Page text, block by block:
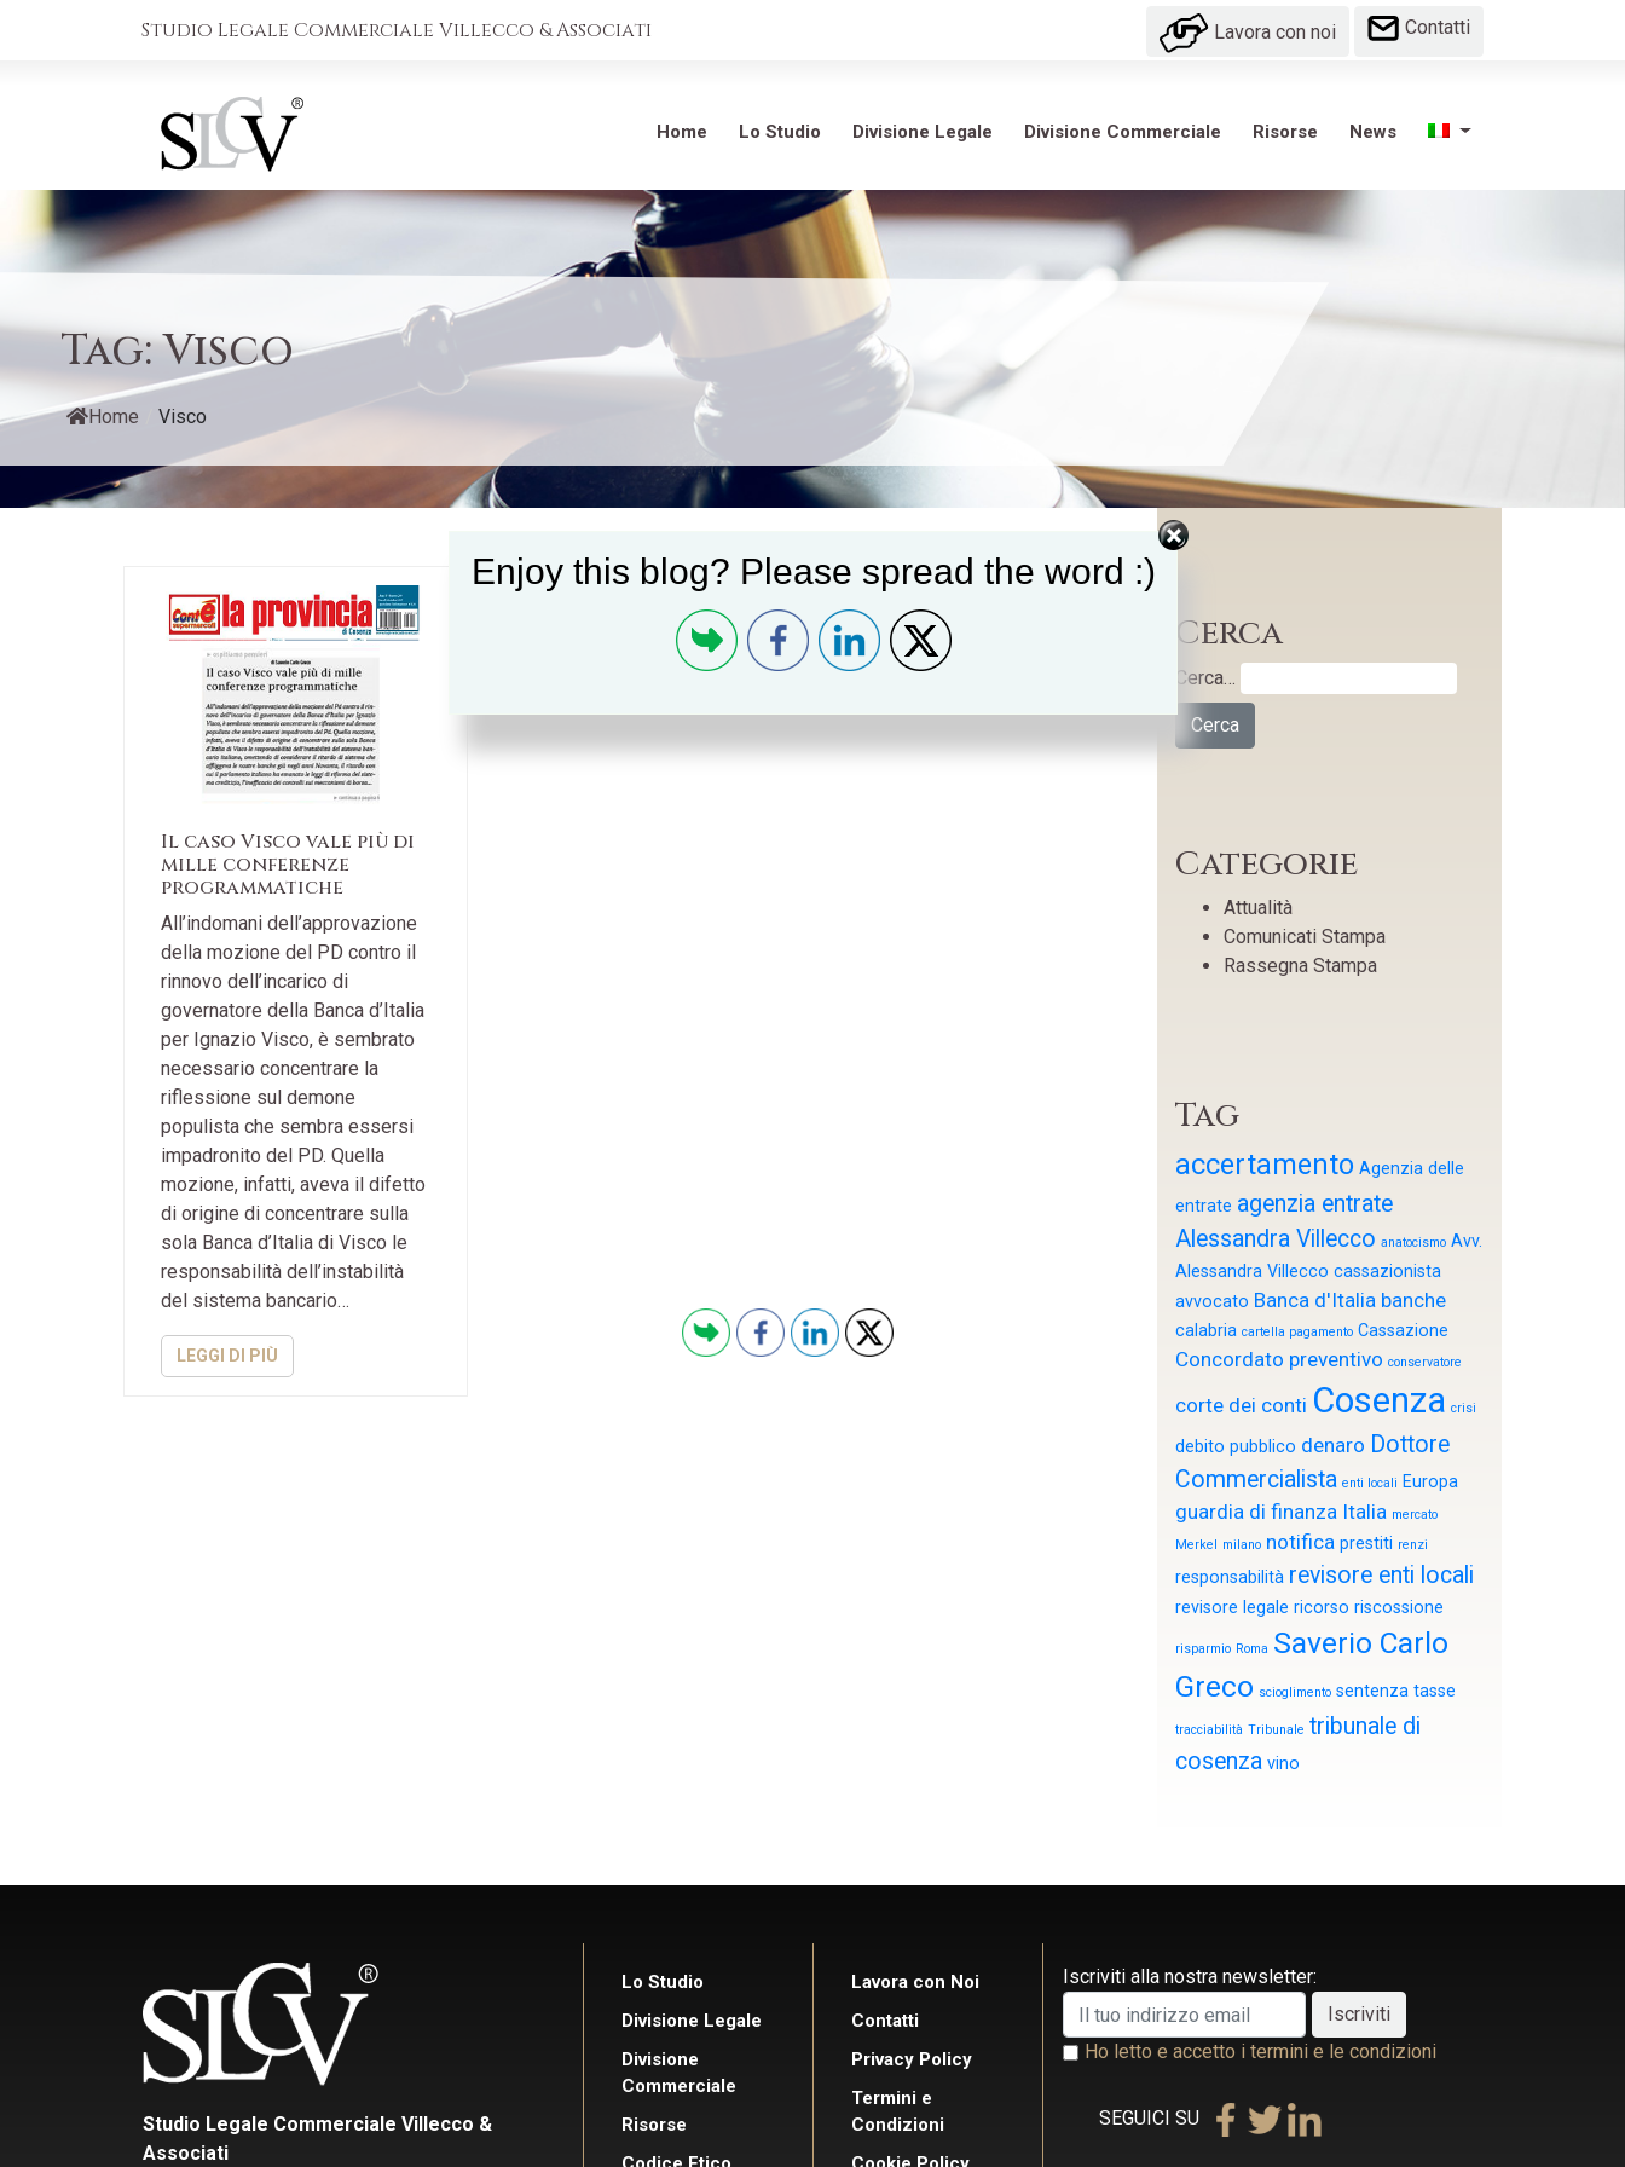
Studio Legale Commerciale Villecco & Associati Lavora con noi Contatti
Home Lo Studio Divisione Legale Divisione Commerciale Risorse News
Tag:Visco
Home Visco
Il caso Visco vale più di
mille conferenze
programmatiche
All’indomani dell’approvazione
della mozione del PD contro il
rinnovo dell’incarico di
governatore della Banca d’Italia
per Ignazio Visco, è sembrato
necessario concentrare la
riflessione sul demone
populista che sembra essersi
impadronito del PD. Quella
mozione, infatti, aveva il difetto
di origine di concentrare sulla
sola Banca d’Italia di Visco le
responsabilità dell’instabilità
del sistema bancario…
LEGGI DI PIÙ
Cerca
Cerca…
Categorie
Attualità
Comunicati Stampa
Rassegna Stampa
Tag
accertamento Agenzia delle
entrate agenzia entrate
Alessandra Villecco anatocismo Avv.
Alessandra Villecco cassazionista
avvocato Banca d'Italia banche
calabria cartella pagamento Cassazione
Concordato preventivo conservatore
corte dei conti Cosenza crisi
debito pubblico denaro Dottore
Commercialista enti locali Europa
guardia di finanza Italia mercato
Merkel milano notifica prestiti renzi
responsabilità revisore enti locali
revisore legale ricorso riscossione
risparmio Roma Saverio Carlo
Greco scioglimento sentenza tasse
tracciabilità Tribunale tribunale di
cosenza vino
Studio Legale Commerciale Villecco &
Associati
Lo Studio
Divisione Legale
Divisione
Commerciale
Risorse
Lavora con Noi
Contatti
Privacy Policy
Termini e
Condizioni
Iscriviti alla nostra newsletter:
Ho letto e accetto i termini e le condizioni
SEGUICI SU
Enjoy this blog? Please spread the word :)